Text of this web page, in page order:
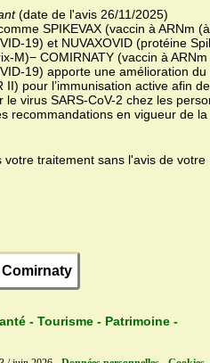
(date de l'avis 26/11/2025)
SPIKEVAX (vaccin à ARNm (à
19) et NUVAXOVID (protéine
M)− COMIRNATY (vaccin à
19) apporte une amélioration du
pour l’immunisation active afin de
virus SARS-CoV-2 chez les
recommandations en vigueur de la
traitement sans l'avis de votre
- Tourisme - Patrimoine -